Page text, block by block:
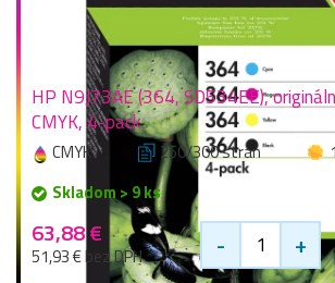
HP N9J73AE (364, SD534EE),
CMYK, 4-pack
CMYK 250/300 stran
Skladom > 9 ks
63,88 €
51,93 € bez DPH - +